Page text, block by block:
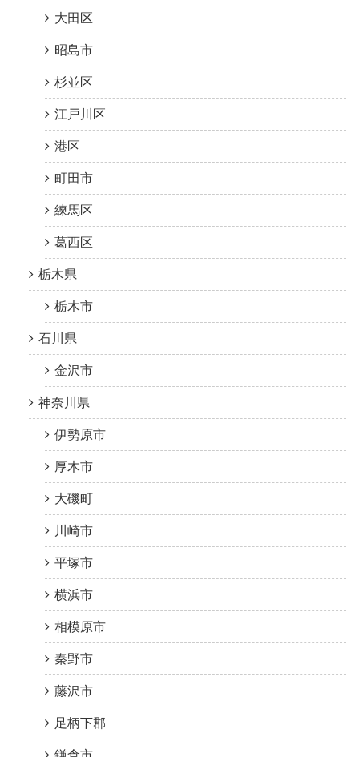
大田区
昭島市
杉並区
江戸川区
港区
町田市
練馬区
葛西区
栃木県
栃木市
石川県
金沢市
神奈川県
伊勢原市
厚木市
大磯町
川崎市
平塚市
横浜市
相模原市
秦野市
藤沢市
足柄下郡